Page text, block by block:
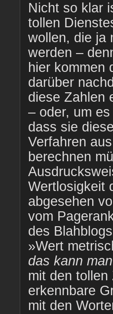
Nicht so klar
tollen
wollen, die ja
werden –
hier kommen
darüber
diese Zahlen
– oder, um
dass sie
Verfahren
berechnen
Wertlosigkeit
abgesehen
vom
des
»Wert
das kann
mit den
erkennbare
mit den